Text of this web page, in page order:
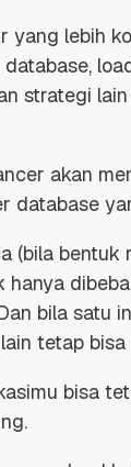
yang lebih
strategi
akan
database
(bila bentuk
hanya
bila satu
tetap bisa
bisa